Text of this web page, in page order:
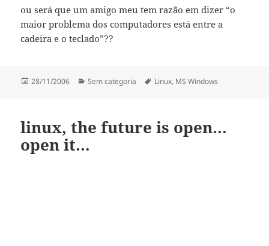
ou será que um amigo meu tem razão em dizer “o
maior problema dos computadores está entre a
cadeira e o teclado”??
Publicado
28/11/2006 Categorias
Sem categoria Etiquetas
Linux, MS Windows
linux, the future is open…
open it…